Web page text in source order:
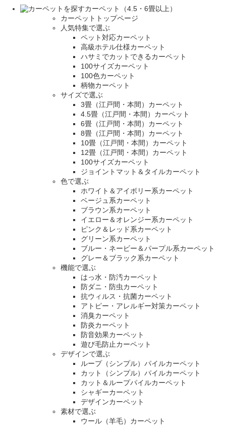
カーペット（4.5・6畳以上）
カーペットトップページ
人気特集で選ぶ
ペット対応カーペット
高級ホテル仕様カーペット
ハサミでカットできるカーペット
100サイズカーペット
100色カーペット
柄物カーペット
サイズで選ぶ
3畳（江戸間・本間）カーペット
4.5畳（江戸間・本間）カーペット
6畳（江戸間・本間）カーペット
8畳（江戸間・本間）カーペット
10畳（江戸間・本間）カーペット
12畳（江戸間・本間）カーペット
100サイズカーペット
ジョイントマット＆タイルカーペット
色で選ぶ
ホワイト＆アイボリー系カーペット
ベージュ系カーペット
ブラウン系カーペット
イエロー＆オレンジー系カーペット
ピンク＆レッド系カーペット
グリーン系カーペット
ブルー・ネービー＆パープル系カーペット
グレー＆ブラック系カーペット
機能で選ぶ
はっ水・防汚カーペット
防ダニ・防虫カーペット
抗ウィルス・抗菌カーペット
アトピー・アレルギー対策カーペット
消臭カーペット
防炎カーペット
防音効果カーペット
遊び毛防止カーペット
デザインで選ぶ
ループ（シンプル）パイルカーペット
カット（シンプル）パイルカーペット
カット＆ループパイルカーペット
シャギーカーペット
デザインカーペット
素材で選ぶ
ウール（羊毛）カーペット